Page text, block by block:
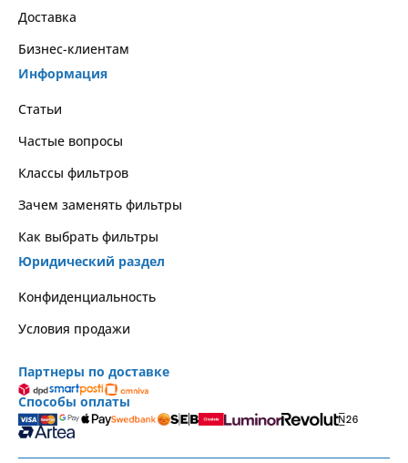
Доставка
Бизнес-клиентам
Информация
Статьи
Частые вопросы
Классы фильтров
Зачем заменять фильтры
Как выбрать фильтры
Юридический раздел
Kонфиденциальность
Условия продажи
Партнеры по доставке
Способы оплаты